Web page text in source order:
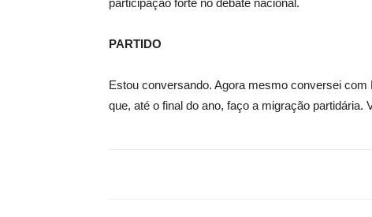
participação forte no debate nacional.
PARTIDO
Estou conversando. Agora mesmo conversei
que, até o final do ano, faço a migração